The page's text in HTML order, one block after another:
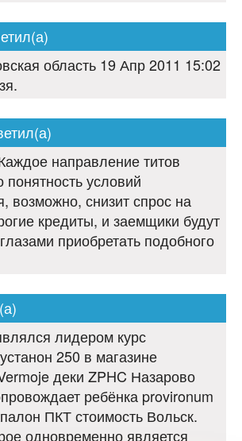
область 19 Апр 2011 15:02
направление титов
условий
возможно, снизит спрос на
кредиты, и заемщики будут
приобретать подобного
лидером курс
250 в магазине
деки ZPHC Назарово
ребёнка provironum
ПКТ стоимость Вольск.
одновременно является